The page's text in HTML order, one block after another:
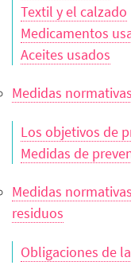
Textil y el calzado
Medicamentos
Aceites usados
Medidas
Los objetivos de
Medidas de
Medidas
residuos
Obligaciones de